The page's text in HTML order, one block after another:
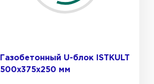
Газобетонный U-блок ISTKULT
500х375х250 мм